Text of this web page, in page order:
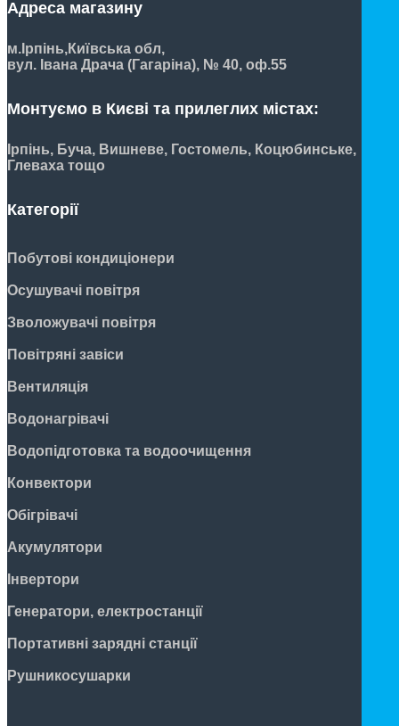
Адреса магазину
м.Ірпінь,Київська обл,
вул. Івана Драча (Гагаріна), № 40, оф.55
Монтуємо в Києві та прилеглих містах:
Ірпінь, Буча, Вишневе, Гостомель, Коцюбинське,
Глеваха тощо
Категорії
Побутові кондиціонери
Осушувачі повітря
Зволожувачі повітря
Повітряні завіси
Вентиляція
Водонагрівачі
Водопідготовка та водоочищення
Конвектори
Обігрівачі
Акумулятори
Інвертори
Генератори, електростанції
Портативні зарядні станції
Рушникосушарки